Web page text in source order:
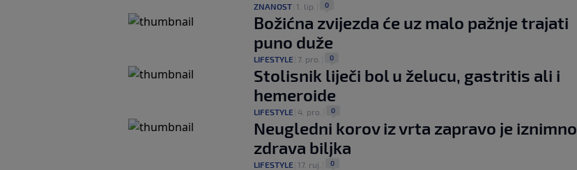
ZNANOST 1. lip. 0
Božićna zvijezda će uz malo pažnje trajati
puno duže
LIFESTYLE 7. pro. 0
Stolisnik liječi bol u želucu, gastritis ali i
hemeroide
LIFESTYLE 4. pro. 0
Neugledni korov iz vrta zapravo je iznimno
zdrava biljka
LIFESTYLE 17. ruj. 0